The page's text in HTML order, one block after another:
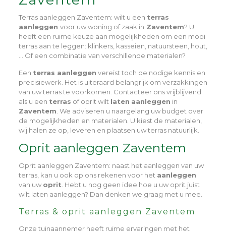
Terras aanleggen Zaventem: wilt u een terras
aanleggen voor uw woning of zaak in Zaventem? U
heeft een ruime keuze aan mogelijkheden om een mooi
terras aan te leggen: klinkers, kasseien, natuursteen, hout,
… Of een combinatie van verschillende materialen?
Een terras aanleggen vereist toch de nodige kennis en
precisiewerk. Het is uiteraard belangrijk om verzakkingen
van uw terras te voorkomen. Contacteer ons vrijblijvend
als u een terras of oprit wilt laten aanleggen in
Zaventem . We adviseren u naargelang uw budget over
de mogelijkheden en materialen. U kiest de materialen,
wij halen ze op, leveren en plaatsen uw terras natuurlijk.
Oprit aanleggen Zaventem
Oprit aanleggen Zaventem: naast het aanleggen van uw
terras, kan u ook op ons rekenen voor het aanleggen
van uw oprit . Hebt u nog geen idee hoe u uw oprit juist
wilt laten aanleggen? Dan denken we graag met u mee.
Terras & oprit aanleggen Zaventem
Onze tuinaannemer heeft ruime ervaringen met het